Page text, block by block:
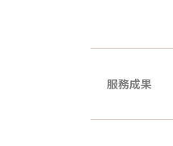
服務成果